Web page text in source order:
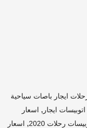
ايجار باصات سياحية
اتوبيسات ايجار , اسعار
رحلات 2020 , اسعار